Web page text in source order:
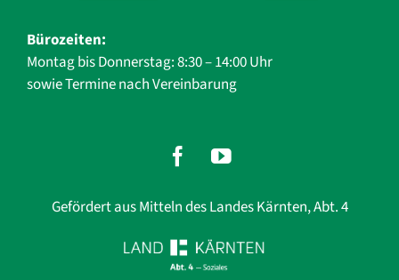
Bürozeiten:
Montag bis Donnerstag: 8:30 – 14:00 Uhr
sowie Termine nach Vereinbarung
Gefördert aus Mitteln des Landes Kärnten, Abt. 4